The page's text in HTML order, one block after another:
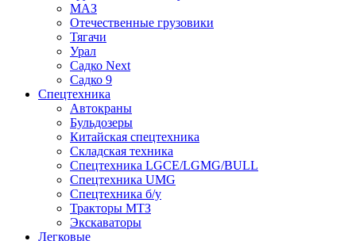
МАЗ
Отечественные грузовики
Тягачи
Урал
Садко Next
Садко 9
Спецтехника
Автокраны
Бульдозеры
Китайская спецтехника
Складская техника
Спецтехника LGCE/LGMG/BULL
Спецтехника UMG
Спецтехника б/у
Тракторы МТЗ
Экскаваторы
Легковые